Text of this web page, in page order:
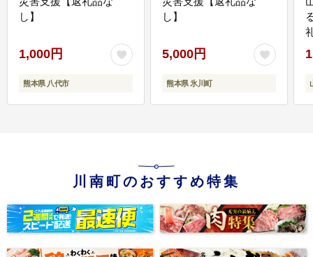
し】
1,000円
熊本県 八代市
し】
5,000円
熊本県 氷川町
川南町のおすすめ特集